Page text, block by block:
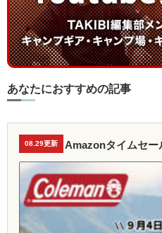
あなたにおすすめの記事
08.29更新 Amazonタイムセー